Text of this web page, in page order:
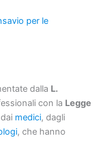
per le
dalla L.
con la Legge
medici, dagli
, che hanno